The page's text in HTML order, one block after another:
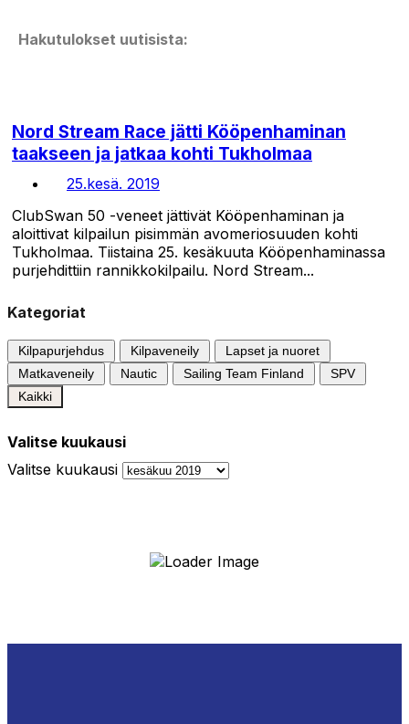
Hakutulokset uutisista:
Nord Stream Race jätti Kööpenhaminan
taakseen ja jatkaa kohti Tukholmaa
25.kesä. 2019
ClubSwan 50 -veneet jättivät Kööpenhaminan ja
aloittivat kilpailun pisimmän avomeriosuuden kohti
Tukholmaa. Tiistaina 25. kesäkuuta Kööpenhaminassa
purjehdittiin rannikkokilpailu. Nord Stream...
Kategoriat
Kilpapurjehdus Kilpaveneily
Lapset ja nuoret
Matkaveneily
Nautic Sailing Team Finland
SPV
Kaikki
Valitse kuukausi
Valitse kuukausi